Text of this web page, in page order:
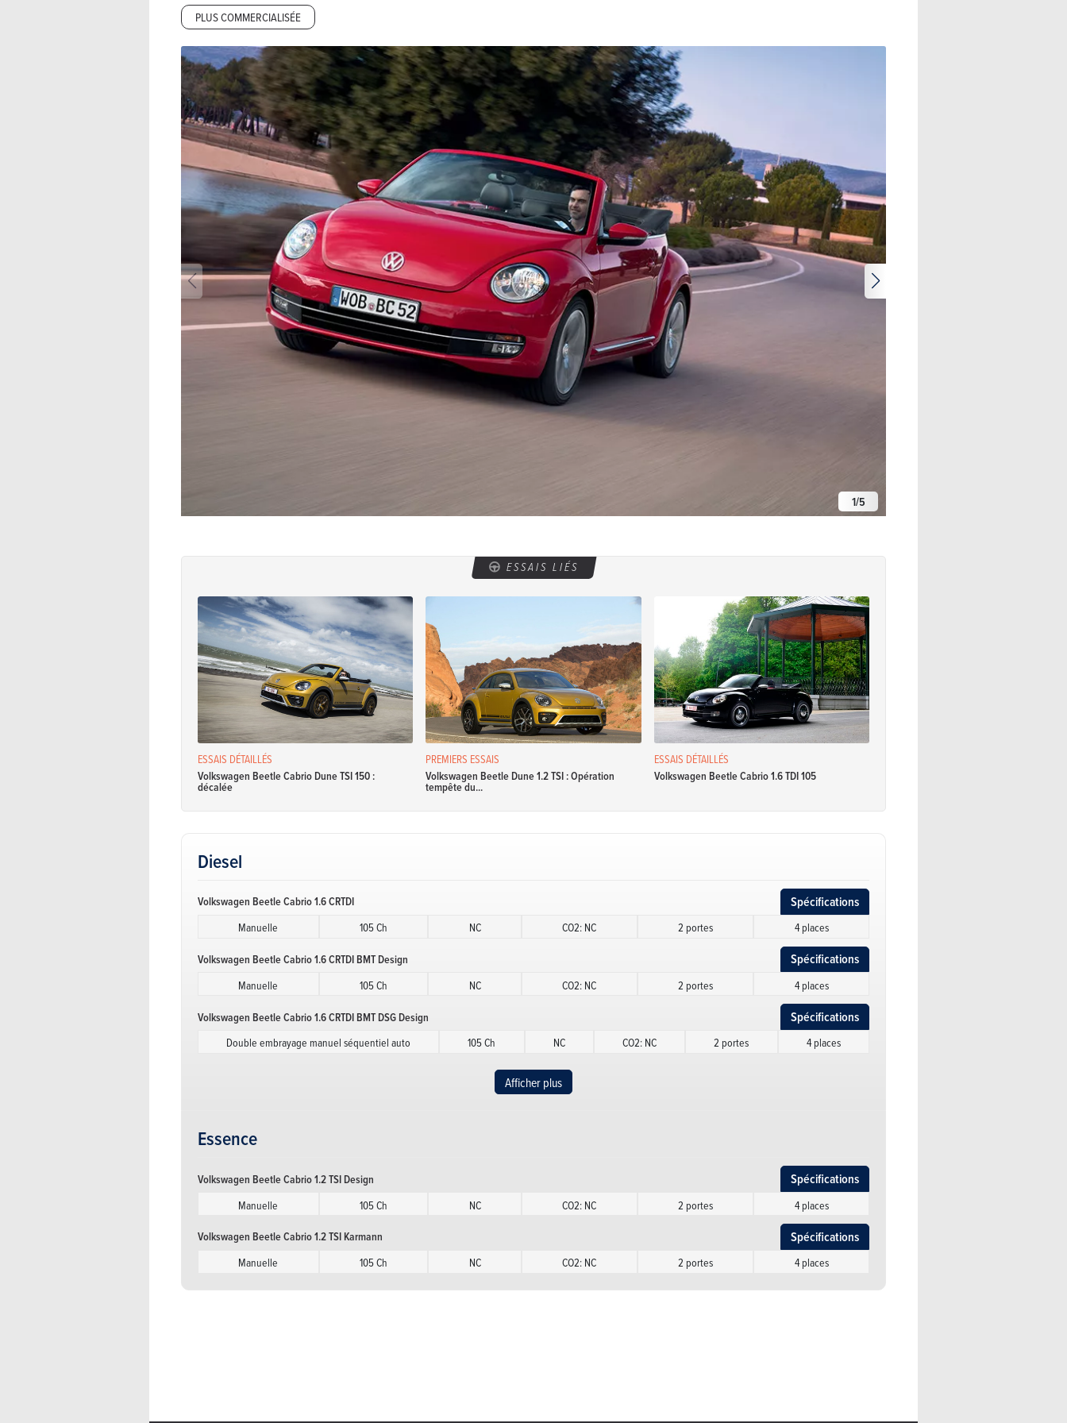
PLUS COMMERCIALISÉE
1/5
ESSAIS LIÉS
ESSAIS DÉTAILLÉS
Volkswagen Beetle Cabrio Dune TSI 150 :
décalée
PREMIERS ESSAIS
Volkswagen Beetle Dune 1.2 TSI : Opération
tempête du...
ESSAIS DÉTAILLÉS
Volkswagen Beetle Cabrio 1.6 TDI 105
Diesel
Volkswagen Beetle Cabrio 1.6 CRTDI Spécifications
Manuelle 105 Ch NC CO2: NC 2 portes 4 places
Volkswagen Beetle Cabrio 1.6 CRTDI BMT Design Spécifications
Manuelle 105 Ch NC CO2: NC 2 portes 4 places
Volkswagen Beetle Cabrio 1.6 CRTDI BMT DSG Design Spécifications
Double embrayage manuel séquentiel auto 105 Ch NC CO2: NC 2 portes 4 places
Volkswagen Beetle Cabrio 1.6 CRTDI BMT Karmann
Volkswagen Beetle Cabrio 1.6 CRTDI Design Spécifications
2 portes 4 places
Volkswagen Beetle Cabrio 1.6 CRTDI DSG Design Spécifications
Afficher plus
Essence
Volkswagen Beetle Cabrio 1.2 TSI Design Spécifications
Manuelle 105 Ch NC CO2: NC 2 portes 4 places
Volkswagen Beetle Cabrio 1.2 TSI Karmann Spécifications
Manuelle 105 Ch NC CO2: NC 2 portes 4 places